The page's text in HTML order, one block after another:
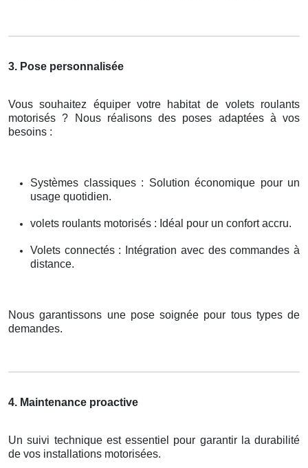
3. Pose personnalisée
Vous souhaitez équiper votre habitat de volets roulants
motorisés ? Nous réalisons des poses adaptées à vos
besoins :
Systèmes classiques : Solution économique pour un
usage quotidien.
volets roulants motorisés : Idéal pour un confort accru.
Volets connectés : Intégration avec des commandes à
distance.
Nous garantissons une pose soignée pour tous types de
demandes.
4. Maintenance proactive
Un suivi technique est essentiel pour garantir la durabilité
de vos installations motorisées.